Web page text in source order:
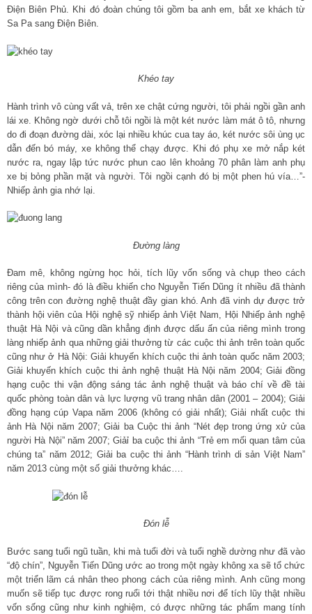
Điện Biên Phủ. Khi đó đoàn chúng tôi gồm ba anh em, bắt xe khách từ
Sa Pa sang Điện Biên.
Khéo tay
Hành trình vô cùng vất vả, trên xe chật cứng người, tôi phải ngồi gần anh
lái xe. Không ngờ dưới chỗ tôi ngồi là một két nước làm mát ô tô, nhưng
do đi đoạn đường dài, xóc lại nhiều khúc cua tay áo, két nước sôi ùng ục
dẫn đến bó máy, xe không thể chạy được. Khi đó phụ xe mở nắp két
nước ra, ngay lập tức nước phun cao lên khoảng 70 phân làm anh phụ
xe bị bỏng phần mặt và người. Tôi ngồi cạnh đó bị một phen hú vía…”-
Nhiếp ảnh gia nhớ lại.
Đường làng
Đam mê, không ngừng học hỏi, tích lũy vốn sống và chụp theo cách
riêng của mình- đó là điều khiến cho Nguyễn Tiến Dũng ít nhiều đã thành
công trên con đường nghệ thuật đầy gian khó. Anh đã vinh dự được trở
thành hội viên của Hội nghệ sỹ nhiếp ảnh Việt Nam, Hội Nhiếp ảnh nghệ
thuật Hà Nội và cũng dần khẳng định được dấu ấn của riêng mình trong
làng nhiếp ảnh qua những giải thưởng từ các cuộc thi ảnh trên toàn quốc
cũng như ở Hà Nội: Giải khuyến khích cuộc thi ảnh toàn quốc năm 2003;
Giải khuyến khích cuộc thi ảnh nghệ thuật Hà Nội năm 2004; Giải đồng
hạng cuộc thi vận động sáng tác ảnh nghệ thuật và báo chí về đề tài
quốc phòng toàn dân và lực lượng vũ trang nhân dân (2001 – 2004); Giải
đồng hạng cúp Vapa năm 2006 (không có giải nhất); Giải nhất cuộc thi
ảnh Hà Nội năm 2007; Giải ba Cuộc thi ảnh “Nét đẹp trong ứng xử của
người Hà Nội” năm 2007; Giảỉ ba cuộc thi ảnh “Trẻ em mối quan tâm của
chúng ta” năm 2012; Giải ba cuộc thi ảnh “Hành trình di sản Việt Nam”
năm 2013 cùng một số giải thưởng khác….
Đón lễ
Bước sang tuổi ngũ tuần, khi mà tuổi đời và tuổi nghề dường như đã vào
“độ chín”, Nguyễn Tiến Dũng ước ao trong một ngày không xa sẽ tổ chức
một triển lãm cá nhân theo phong cách của riêng mình. Anh cũng mong
muốn sẽ tiếp tục được rong ruổi tới thật nhiều nơi để tích lũy thật nhiều
vốn sống cũng như kinh nghiệm, có được những tác phẩm mang tính